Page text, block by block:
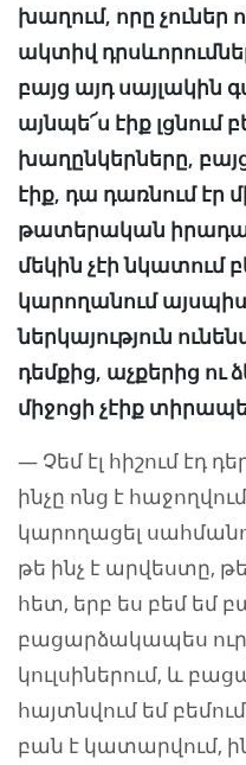
խաղում, որը չուներ
ակտիվ
բայց այդ սայլակին
այնպե՜ս էիք լցնում
խաղընկերները,
էիք, դա դառնում էր
թատերական
մեկին չէի նկատում
կարողանում
ներկայություն
դեմքից, աչքերից ու
միջոցի չէիք
— Չեմ էլ հիշում էդ
ինչը ոնց է
կարողացել
թե ինչ է արվեստը,
հետ, երբ ես բեմ եմ
բացարձակապես
կուլսիներում, և
հայտնվում եմ
բան է կատարվում,